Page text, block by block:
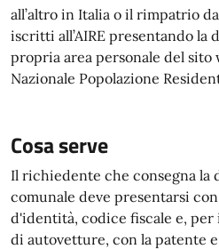
all’altro in Italia o il rimpatrio
iscritti all’AIRE presentando la
propria area personale del sito
Nazionale Popolazione
Cosa serve
Il richiedente che consegna la
comunale deve presentarsi
d'identità, codice fiscale e, per
di autovetture, con la patente